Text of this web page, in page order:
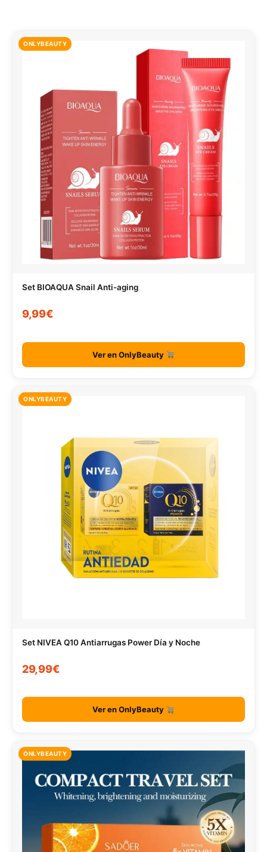
ONLYBEAUTY
Set BIOAQUA Snail Anti-aging
9,99€
Ver en OnlyBeauty
ONLYBEAUTY
Set NIVEA Q10 Antiarrugas Power Día y Noche
29,99€
Ver en OnlyBeauty
ONLYBEAUTY